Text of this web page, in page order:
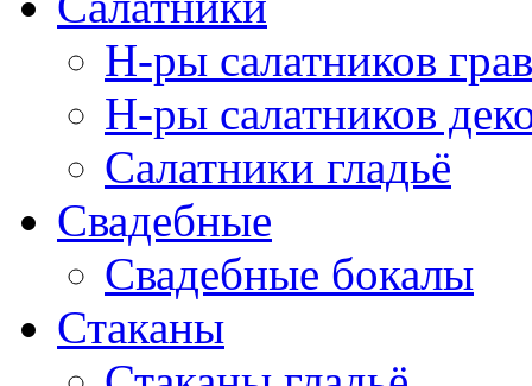
Н-ры салатников
Н-ры салатников
Салатники гладьё
Свадебные
Свадебные бокалы
Стаканы